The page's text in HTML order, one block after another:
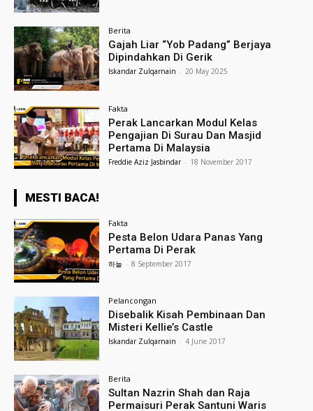
Berita
Gajah Liar “Yob Padang” Berjaya
Dipindahkan Di Gerik
Iskandar Zulqarnain - 20 May 2025
Fakta
Perak Lancarkan Modul Kelas
Pengajian Di Surau Dan Masjid
Pertama Di Malaysia
Freddie Aziz Jasbindar - 18 November 2017
MESTI BACA!
Fakta
Pesta Belon Udara Panas Yang
Pertama Di Perak
하늘 - 8 September 2017
Pelancongan
Disebalik Kisah Pembinaan Dan
Misteri Kellie’s Castle
Iskandar Zulqarnain - 4 June 2017
Berita
Sultan Nazrin Shah dan Raja
Permaisuri Perak Santuni Waris